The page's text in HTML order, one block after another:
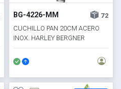
BG-4226-MM
72
CUCHILLO PAN 20CM ACERO
INOX. HARLEY BERGNER